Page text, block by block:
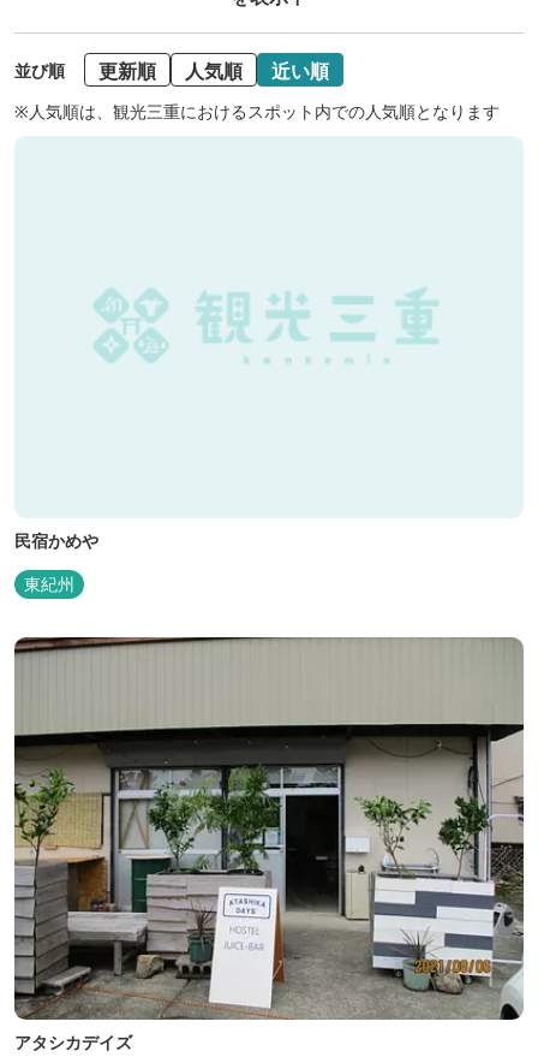
並び順 更新順 人気順 近い順
※人気順は、観光三重におけるスポット内での人気順となります
民宿かめや
東紀州
アタシカデイズ